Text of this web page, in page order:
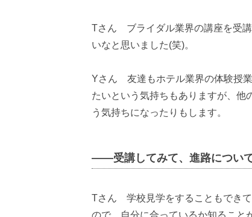
Tさん ブライダル業界の講座を受
いなと思いました(笑)。
Yさん 友達もホテル業界の体験授
たいという気持ちもありますが、他
う気持ちになったりもします。
――受講してみて、進路につい
Tさん 学校見学をすることもでき
ので、自分に合っているか知ること